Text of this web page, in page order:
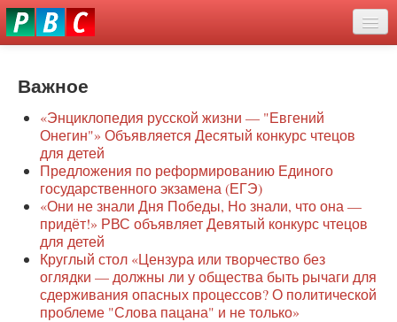
Перейти
к
О нас
Защита семей
Образование
Наше сопротивление
Регионы
Видео
Важное
«Энциклопедия русской жизни — "Евгений
Онегин"» Объявляется Десятый конкурс чтецов
для детей
Предложения по реформированию Единого
государственного экзамена (ЕГЭ)
«Они не знали Дня Победы, Но знали, что она —
придёт!» РВС объявляет Девятый конкурс чтецов
для детей
Круглый стол «Цензура или творчество без
оглядки — должны ли у общества быть рычаги для
сдерживания опасных процессов? О политической
проблеме "Слова пацана" и не только»